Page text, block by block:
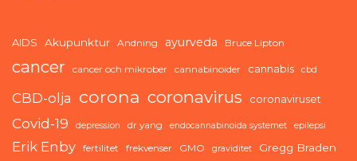
AIDS Akupunktur Andning ayurveda Bruce Lipton
cancer cancer och mikrober cannabinoider cannabis cbd
CBD-olja corona coronavirus coronaviruset
Covid-19 depression dr yang endocannabinoida systemet epilepsi
Erik Enby fertilitet frekvenser GMO graviditet Gregg Braden